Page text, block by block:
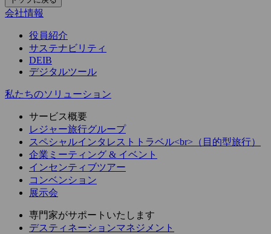
会社情報
役員紹介
サステナビリティ
DEIB
デジタルツール
私たちのソリューション
サービス概要
レジャー旅行グループ
スペシャルインタレストトラベル<br>（目的型旅行）
企業ミーティング & イベント
インセンティブツアー
コンベンション
展示会
専門家がサポートいたします
デスティネーションマネジメント